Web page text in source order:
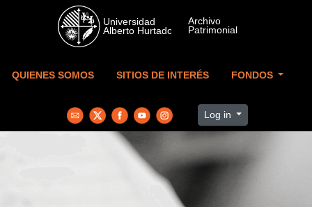
Skip to main content
QUIENES SOMOS SITIOS DE INTERÉS FONDOS
Log in